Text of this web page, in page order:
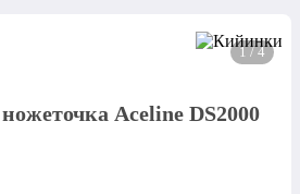
1 / 4
Aceline DS2000